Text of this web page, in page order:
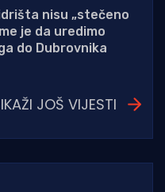
nisu „stečeno
je da uredimo
do Dubrovnika
JOŠ VIJESTI